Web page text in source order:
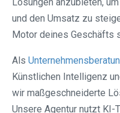
und den Umsatz zu
Motor deines Geschäfts
Als
Künstlichen Intelligenz
wir maßgeschneiderte
Unsere Agentur nutzt KI-